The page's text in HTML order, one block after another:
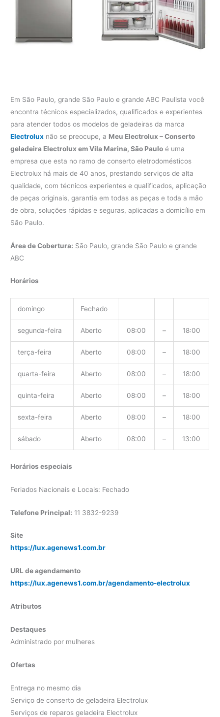
Em São Paulo, grande São Paulo e grande ABC Paulista você
encontra técnicos especializados, qualificados e experientes
para atender todos os modelos de geladeiras da marca
Electrolux não se preocupe, a Meu Electrolux – Conserto
geladeira Electrolux em Vila Marina, São Paulo é uma
empresa que esta no ramo de conserto eletrodomésticos
Electrolux há mais de 40 anos, prestando serviços de alta
qualidade, com técnicos experientes e qualificados, aplicação
de peças originais, garantia em todas as peças e toda a mão
de obra, soluções rápidas e seguras, aplicadas a domicílio em
São Paulo.
Área de Cobertura: São Paulo, grande São Paulo e grande
ABC
Horários
domingo Fechado
segunda-feira Aberto 08:00 – 18:00
terça-feira Aberto 08:00 – 18:00
quarta-feira Aberto 08:00 – 18:00
quinta-feira Aberto 08:00 – 18:00
sexta-feira Aberto 08:00 – 18:00
sábado Aberto 08:00 – 13:00
Horários especiais
Feriados Nacionais e Locais: Fechado
Telefone Principal: 11 3832-9239
Site
https://lux.agenews1.com.br
URL de agendamento
https://lux.agenews1.com.br/agendamento-electrolux
Atributos
Destaques
Administrado por mulheres
Ofertas
Entrega no mesmo dia
Serviço de conserto de geladeira Electrolux
Serviços de reparos geladeira Electrolux